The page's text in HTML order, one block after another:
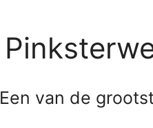
Een van de